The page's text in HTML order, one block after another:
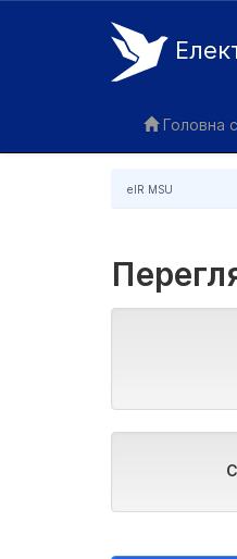
Головна
eIR MSU